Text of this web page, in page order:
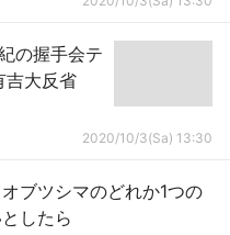
の握手会テ
吉大反省
2020/10/3(Sa) 13:30
ブツシマのどれか1つの
したら